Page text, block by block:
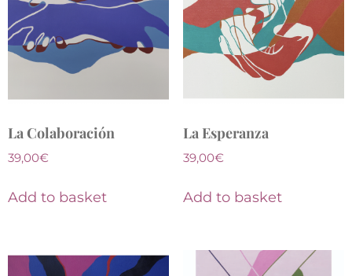
La Colaboración
39,00€
Add to basket
La Esperanza
39,00€
Add to basket